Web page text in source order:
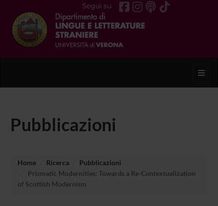
Segui su
Pubblicazioni
Home Ricerca
Pubblicazioni
Prismatic Modernities: Towards a Re-Contextualization
of Scottish Modernism